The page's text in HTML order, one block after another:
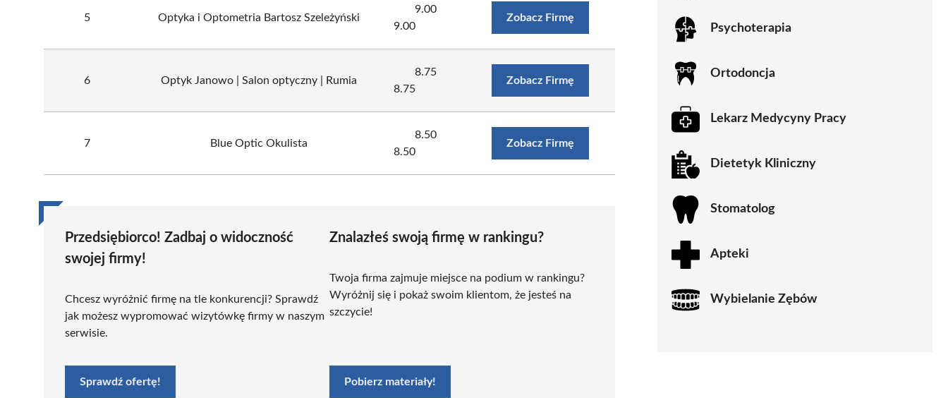
5 Optyka i Optometria Bartosz Szeleżyński
9.00
9.00
Zobacz Firmę
6 Optyk Janowo | Salon optyczny | Rumia
8.75
8.75
Zobacz Firmę
7 Blue Optic Okulista
8.50
8.50
Zobacz Firmę
Przedsiębiorco! Zadbaj o widoczność
swojej firmy!
Chcesz wyróżnić firmę na tle konkurencji? Sprawdź
jak możesz wypromować wizytówkę firmy w naszym
serwisie.
Sprawdź ofertę!
Znalazłeś swoją firmę w rankingu?
Twoja firma zajmuje miejsce na podium w rankingu?
Wyróżnij się i pokaż swoim klientom, że jesteś na
szczycie!
Pobierz materiały!
Psychoterapia
Ortodoncja
Lekarz Medycyny Pracy
Dietetyk Kliniczny
Stomatolog
Apteki
Wybielanie Zębów